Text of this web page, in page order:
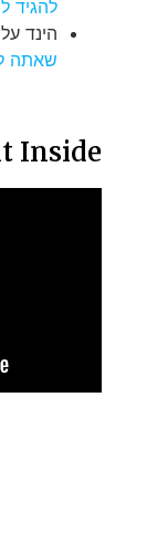
להגיד
הינד על
שאתה
Inside